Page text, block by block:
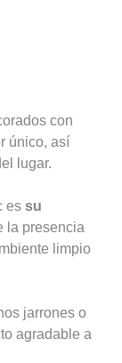
con
único, así
lugar.
essu
la presencia
limpio
jarrones o
agradable a